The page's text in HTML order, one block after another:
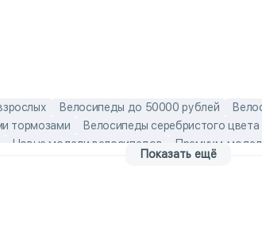
Велосипеды до 50000 рублей
тормозами Велосипеды серебристого цвета
Новые модели велосипедов Премиум-
алюминиевые взрослые велосипеды
Показать ещё